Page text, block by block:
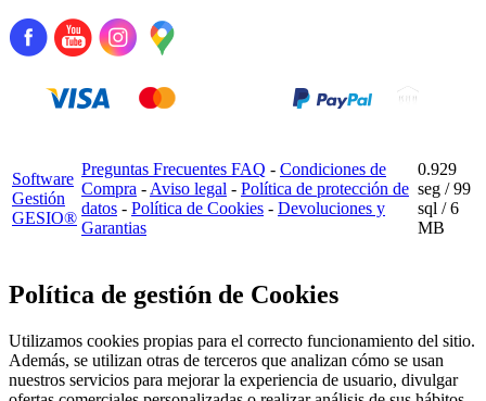
Software
Gestión
GESIO®
Preguntas Frecuentes FAQ - Condiciones de
Compra - Aviso legal - Política de protección de
datos - Política de Cookies - Devoluciones y
Garantias
0.929
seg /99
sql / 6
MB
Política de gestión de Cookies
Utilizamos cookies propias para el correcto funcionamiento del sitio.
Además, se utilizan otras de terceros que analizan cómo se usan
nuestros servicios para mejorar la experiencia de usuario, divulgar